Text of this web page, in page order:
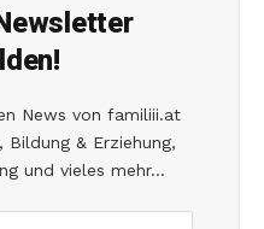
News von familiii.at
Bildung & Erziehung,
und vieles mehr...